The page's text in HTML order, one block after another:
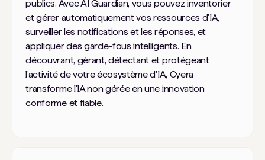
publics. Avec AI Guardian, vous pouvez inventorier
et gérer automatiquement vos ressources d'IA,
surveiller les notifications et les réponses, et
appliquer des garde-fous intelligents. En
découvrant, gérant, détectant et protégeant
l'activité de votre écosystème d'IA, Cyera
transforme l'IA non gérée en une innovation
conforme et fiable.